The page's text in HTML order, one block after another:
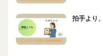
拍手より